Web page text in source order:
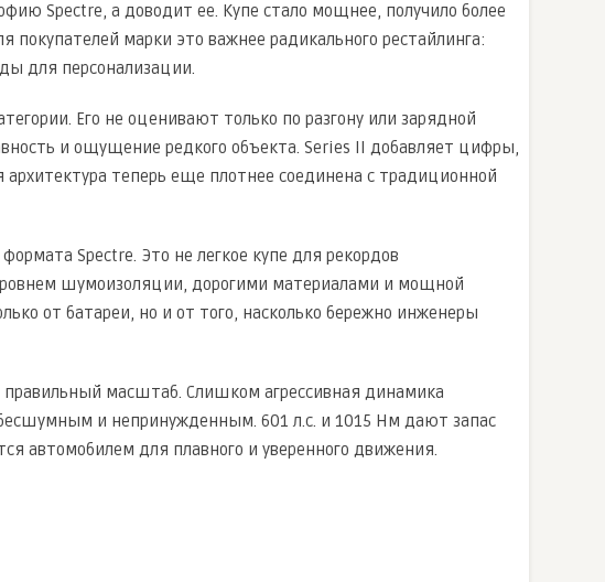
Spectre, а доводит ее. Купе стало мощнее, получило более
марки это важнее радикального рестайлинга:
для персонализации.
Его не оценивают только по разгону или зарядной
и ощущение редкого объекта. Series II добавляет цифры,
теперь еще плотнее соединена с традиционной
Spectre. Это не легкое купе для рекордов
шумоизоляции, дорогими материалами и мощной
от батареи, но и от того, насколько бережно инженеры
масштаб. Слишком агрессивная динамика
и непринужденным. 601 л.с. и 1015 Нм дают запас
автомобилем для плавного и уверенного движения.